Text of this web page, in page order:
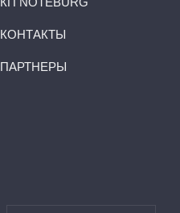
КОНТАКТЫ
ПАРТНЕРЫ